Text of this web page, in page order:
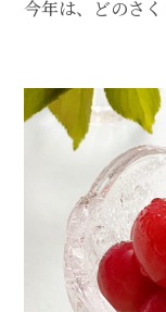
今年は、どのさ